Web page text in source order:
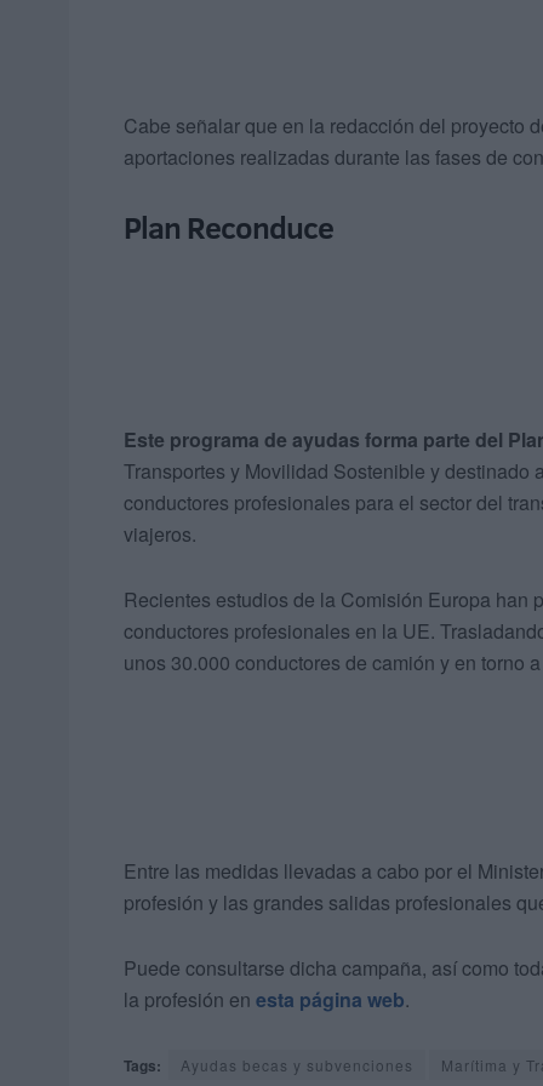
Cabe señalar que en la redacción del proyecto
aportaciones realizadas durante las fases de
Plan Reconduce
Este programa de ayudas forma parte del
Transportes y Movilidad Sostenible y destinado
conductores profesionales para el sector del
viajeros.
Recientes estudios de la Comisión Europa han
conductores profesionales en la UE.
unos 30.000 conductores de camión y en torno
Entre las medidas llevadas a cabo por el
profesión y las grandes salidas profesionales
Puede consultarse dicha campaña, así como
la profesión en esta página web.
Tags: Ayudas becas y subvenciones Marítima y